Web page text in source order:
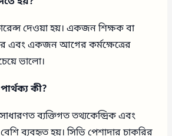
দেওয়া হয়। একজন শিক্ষক বা
এবং একজন আগের কর্মক্ষেত্রের
ভালো।
কী?
ব্যক্তিগত তথ্যকেন্দ্রিক এবং
বেশি ব্যবহৃত হয়। সিভি পেশাদার চাকরির